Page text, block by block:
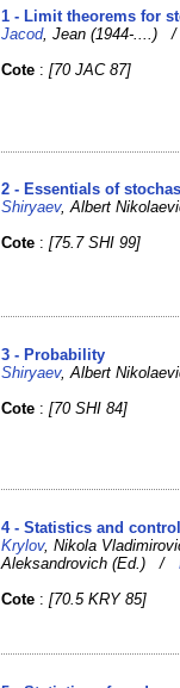
1 - Limit theorems for
Jacod, Jean (1944-
Cote :[70 JAC 87]
2 - Essentials of
Shiryaev, Albert
Cote :[75.7 SHI 99]
3 - Probability
Shiryaev, Albert
Cote :[70 SHI 84]
4 - Statistics and
Krylov, Nikola
Aleksandrovich (Ed.) /
Cote :[70.5 KRY 85]